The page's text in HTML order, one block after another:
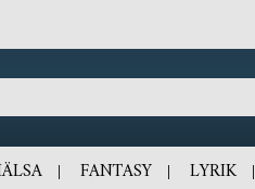
FANTASY LYRIK